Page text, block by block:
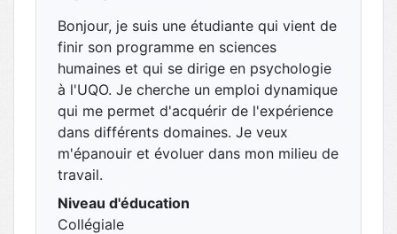
Bonjour, je suis une étudiante qui vient de
finir son programme en sciences
humaines et qui se dirige en psychologie
à l'UQO. Je cherche un emploi dynamique
qui me permet d'acquérir de l'expérience
dans différents domaines. Je veux
m'épanouir et évoluer dans mon milieu de
travail.
Niveau d'éducation
Collégiale